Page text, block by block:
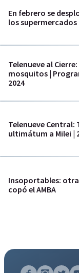
En febrero se
los supermercados
Telenueve al
mosquitos |
2024
Telenueve Central:
ultimátum a Milei |
Insoportables:
copó el AMBA